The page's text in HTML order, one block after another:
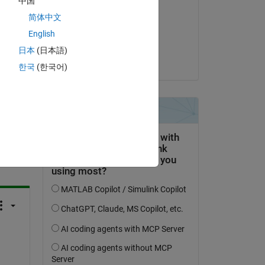
le 31 Juil 2020
Acceptée :
简体中文
English
日本 (日本語)
한국 (한국어)